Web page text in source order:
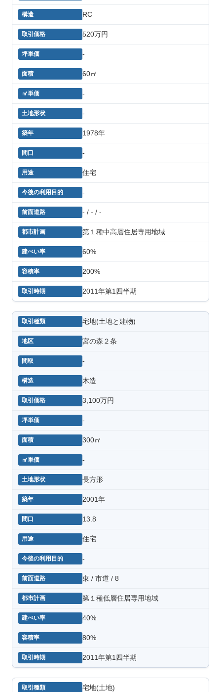
RC
520万円
-
60㎡
-
-
1978年
-
住宅
-
- / - / -
第１種中高層住居専用地域
60%
200%
2011年第1四半期
宅地(土地と建物)
宮の森２条
-
木造
3,100万円
-
300㎡
-
長方形
2001年
13.8
住宅
-
東 / 市道 / 8
第１種低層住居専用地域
40%
80%
2011年第1四半期
宅地(土地)